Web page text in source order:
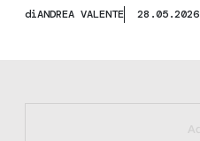
diANDREA VALENTE 28.05.2026
https://bit.ly/